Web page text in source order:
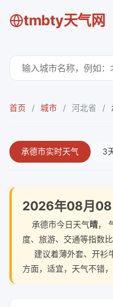
tmbty天气网
首页 / 城市 / 河北省 /
承德市实时天气 3
2026年08月08
承德市今日天气晴，
度、旅游、交通等指数
建议着薄外套、开衫
方面，适宜，天气不错